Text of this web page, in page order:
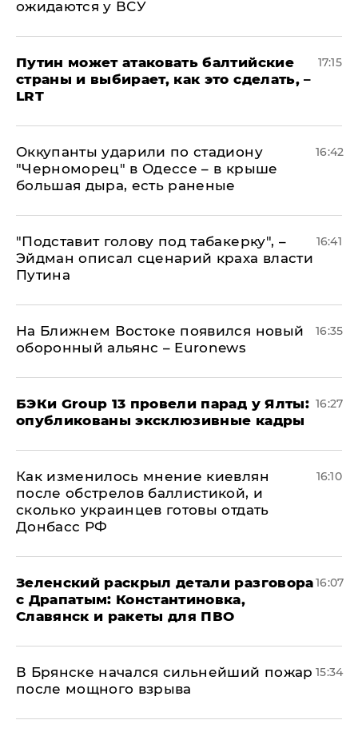
ожидаются у ВСУ
Путин может атаковать балтийские
страны и выбирает, как это сделать, –
LRT
17:15
Оккупанты ударили по стадиону
"Черноморец" в Одессе – в крыше
большая дыра, есть раненые
16:42
​"Подставит голову под табакерку", –
Эйдман описал сценарий краха власти
Путина
16:41
На Ближнем Востоке появился новый
оборонный альянс – Euronews
16:35
​БЭКи Group 13 провели парад у Ялты:
опубликованы эксклюзивные кадры
16:27
Как изменилось мнение киевлян
после обстрелов баллистикой, и
сколько украинцев готовы отдать
Донбасс РФ
16:10
​Зеленский раскрыл детали разговора
с Драпатым: Константиновка,
Славянск и ракеты для ПВО
16:07
В Брянске начался сильнейший пожар
после мощного взрыва
15:34